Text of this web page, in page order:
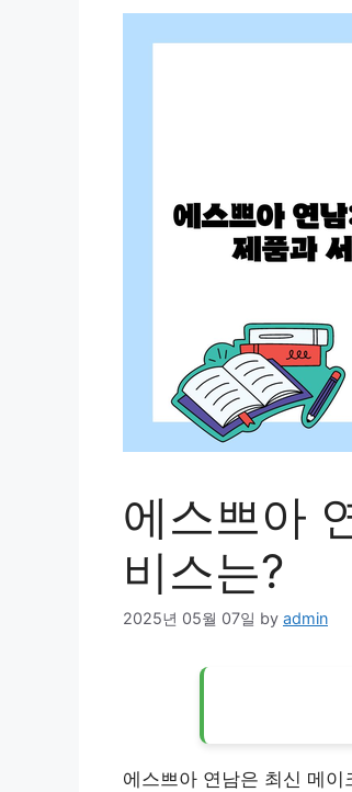
에스쁘아
비스는?
2025년 05월 07일 by admin
에스쁘아 연남은 최신 메